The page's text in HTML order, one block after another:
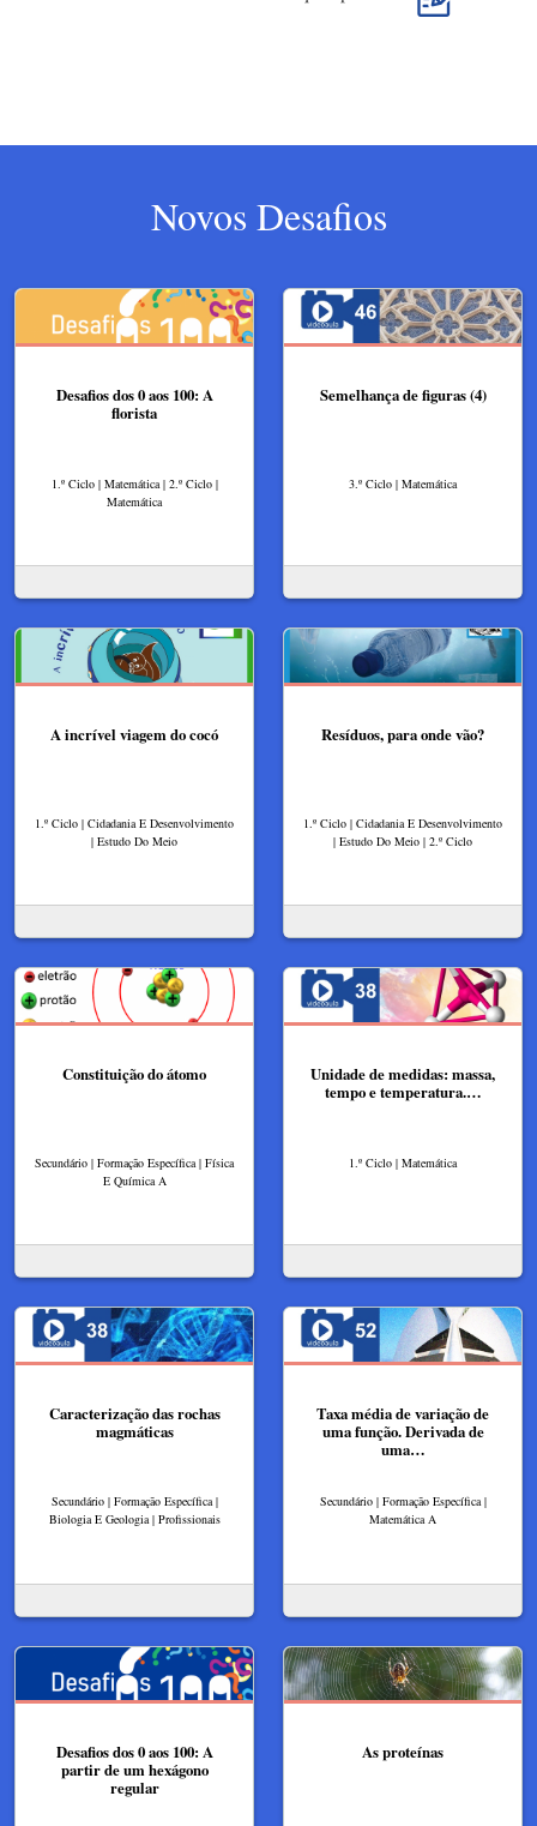
Novos Desafios
Desafios dos 0 aos 100: A
florista
1.º Ciclo | Matemática | 2.º Ciclo |
Matemática
Semelhança de figuras (4)
3.º Ciclo | Matemática
A incrível viagem do cocó
1.º Ciclo | Cidadania E Desenvolvimento
| Estudo Do Meio
Resíduos, para onde vão?
1.º Ciclo | Cidadania E Desenvolvimento
| Estudo Do Meio | 2.º Ciclo
Constituição do átomo
Secundário | Formação Específica | Física
E Química A
Unidade de medidas: massa,
tempo e temperatura.…
1.º Ciclo | Matemática
Caracterização das rochas
magmáticas
Secundário | Formação Específica |
Biologia E Geologia | Profissionais
Taxa média de variação de
uma função. Derivada de
uma…
Secundário | Formação Específica |
Matemática A
Desafios dos 0 aos 100: A
partir de um hexágono
regular
As proteínas